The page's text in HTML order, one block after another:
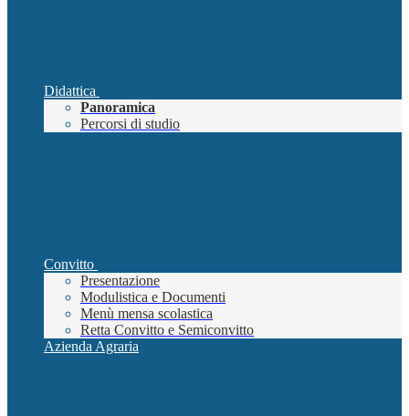
Didattica
Panoramica
Percorsi di studio
Convitto
Presentazione
Modulistica e Documenti
Menù mensa scolastica
Retta Convitto e Semiconvitto
Azienda Agraria